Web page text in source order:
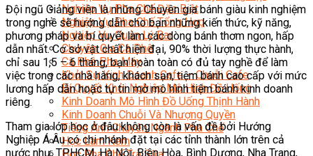
Nghiệp Vụ Pha Chế Đặc Biệt
Nghiệp Vụ Pha Chế Tổng Hợp
Nghiệp Vụ Quản Lý Bar
Chuyên Gia Cà Phê
Cà Phê Pha Máy
Khởi Sự Kinh Doanh Cafe – Chuỗi Cafe
Bí Quyết Khởi Nghiệp Mô Hình Đồ Uống
Kinh Doanh Mô Hình Đồ Uống Thịnh Hành
Kinh Doanh Chuỗi Và Nhượng Quyền
Tiếng Anh Chuyên Ngành Pha Chế
Học Làm Kem
Đội ngũ Giảng viên là những Chuyên gia bánh giàu kinh nghiệm
trong nghề sẽ hướng dẫn cho bạn những kiến thức, kỹ năng,
phương pháp và bí quyết làm các dòng bánh thơm ngon, hấp
dẫn nhất. Cơ sở vật chất hiện đại, 90% thời lượng thực hành,
chỉ sau 1,5 – 6 tháng, bạn hoàn toàn có đủ tay nghề để làm
việc trong các nhà hàng, khách sạn, tiệm bánh cao cấp với mức
lương hấp dẫn hoặc tự tin mở mô hình tiệm bánh kinh doanh
riêng.
Tham gia lớp học ở đâu không còn là vấn đề bởi Hướng
Nghiệp Á Âu có chi nhánh đặt tại các tỉnh thành lớn trên cả
nước như: TP.HCM, Hà Nội, Biên Hòa, Bình Dương, Nha Trang,